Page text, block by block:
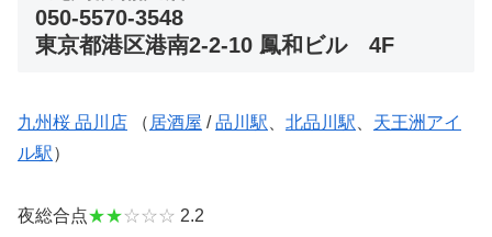
050-5570-3548
東京都港区港南2-2-10 鳳和ビル 4F
九州桜 品川店 （ 居酒屋 /品川駅 北品川駅
天王洲アイ
ル駅）
夜総合点★★☆☆☆ 2.2